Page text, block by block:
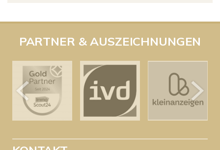
PARTNER & AUSZEICHNUNGEN